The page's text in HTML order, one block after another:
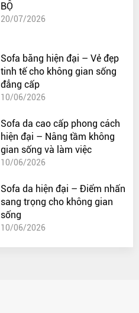
BỘ
20/07/2026
Sofa băng hiện đại – Vẻ đẹp
tinh tế cho không gian sống
đẳng cấp
10/06/2026
Sofa da cao cấp phong cách
hiện đại – Nâng tầm không
gian sống và làm việc
10/06/2026
Sofa da hiện đại – Điểm nhấn
sang trọng cho không gian
sống
10/06/2026